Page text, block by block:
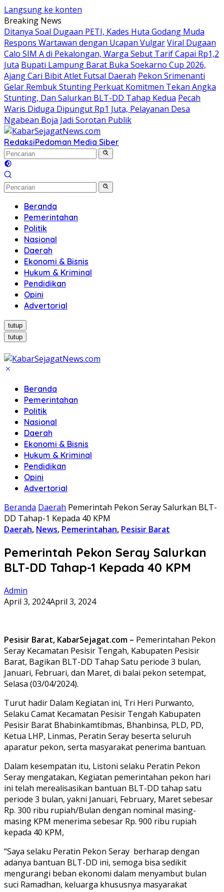
Langsung ke konten
Breaking News
Ditanya Soal Dugaan PETI, Kades Huta Godang Muda
Respons Wartawan dengan Ucapan VulgarViral Dugaan
Calo SIM A di Pekalongan, Warga Sebut Tarif Capai Rp1,2
Juta Bupati Lampung Barat Buka Soekarno Cup 2026,
Ajang Cari Bibit Atlet Futsal Daerah Pekon Srimenanti
Gelar Rembuk Stunting Perkuat Komitmen Tekan Angka
Stunting, Dan Salurkan BLT-DD Tahap Kedua Pecah
Waris Diduga Dipungut Rp1 Juta, Pelayanan Desa
Ngabean Boja Jadi Sorotan Publik
RedaksiPedoman Media Siber
Beranda
Pemerintahan
Politik
Nasional
Daerah
Ekonomi & Bisnis
Hukum & Kriminal
Pendidikan
Opini
Advertorial
tutup
tutup
Beranda
Pemerintahan
Politik
Nasional
Daerah
Ekonomi & Bisnis
Hukum & Kriminal
Pendidikan
Opini
Advertorial
Beranda Daerah Pemerintah Pekon Seray Salurkan BLT-
DD Tahap-1 Kepada 40 KPM
Daerah, News, Pemerintahan, Pesisir Barat
Pemerintah Pekon Seray Salurkan
BLT-DD Tahap-1 Kepada 40 KPM
Admin
April 3, 2024April 3, 2024
Pesisir Barat, KabarSejagat.com – Pemerintahan Pekon
Seray Kecamatan Pesisir Tengah, Kabupaten Pesisir
Barat, Bagikan BLT-DD Tahap Satu periode 3 bulan,
Januari, Februari, dan Maret, di balai pekon setempat,
Selasa (03/04/2024).
Turut hadir Dalam Kegiatan ini, Tri Heri Purwanto,
Selaku Camat Kecamatan Pesisir Tengah Kabupaten
Pesisir Barat Bhabinkamtibmas, Bhanbinsa, PLD, PD,
Ketua LHP, Linmas, Peratin Seray beserta seluruh
aparatur pekon, serta masyarakat penerima bantuan.
Dalam kesempatan itu, Listoni selaku Peratin Pekon
Seray mengatakan, Kegiatan pemerintahan pekon hari
ini telah merealisasikan bantuan BLT-DD tahap satu
periode 3 bulan, yakni Januari, February, Maret sebesar
Rp. 300 ribu rupiah/Bulan dengan nominal masing-
masing KPM menerima sebesar Rp. 900 ribu rupiah
kepada 40 KPM,
“Saya selaku Peratin Pekon Seray berharap dengan
adanya bantuan BLT-DD ini, semoga bisa sedikit
mengurangi beban ekonomi dalam menyambut bulan
suci Ramadhan, keluarga khususnya masyarakat